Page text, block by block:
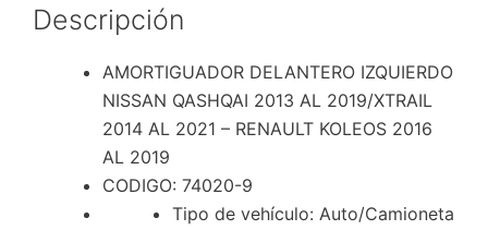
-
RENAULT
KOLEOS
AL
2019
Descripción
AMORTIGUADOR DELANTERO IZQUIERDO
NISSAN QASHQAI 2013 AL 2019/XTRAIL
2014 AL 2021 – RENAULT KOLEOS 2016
AL 2019
CODIGO: 74020-9
Tipo de vehículo: Auto/Camioneta